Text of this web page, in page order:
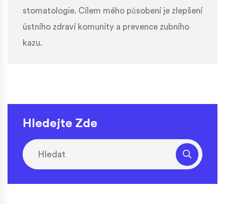
stomatologie. Cílem mého působení je zlepšení
ústního zdraví komunity a prevence zubního
kazu.
Hledejte Zde